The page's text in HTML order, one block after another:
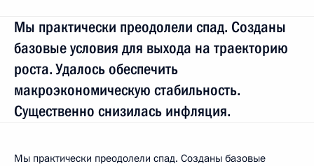
Мы практически преодолели спад. Созданы
базовые условия для выхода на траекторию
роста. Удалось обеспечить
макроэкономическую стабильность.
Существенно снизилась инфляция.
Мы практически преодолели спад. Созданы базовые